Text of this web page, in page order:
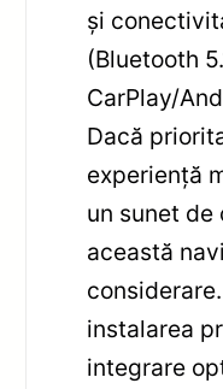
și
(Bluetooth
CarPlay/
Dacă
experiență
un sunet de
această
instalarea
integrare